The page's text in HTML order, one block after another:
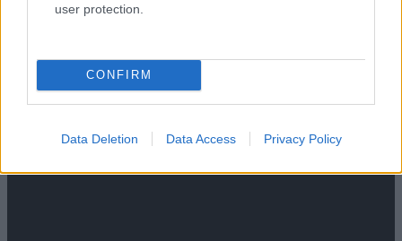
user protection.
CONFIRM
Data Deletion Data Access Privacy Policy